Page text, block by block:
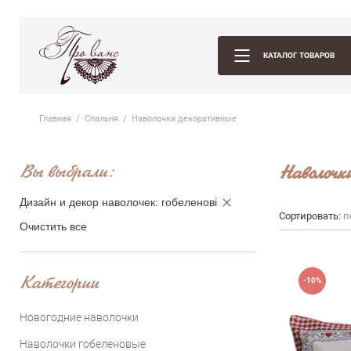
КАТАЛОГ ТОВАРОВ
Главная Спальня Наволочки декоративные
Вы выбрали:
Дизайн и декор наволочек: гобеленові
Очистить все
Категории
Новогодние наволочки
Наволочки гобеленовые
Сортировать:
-10%